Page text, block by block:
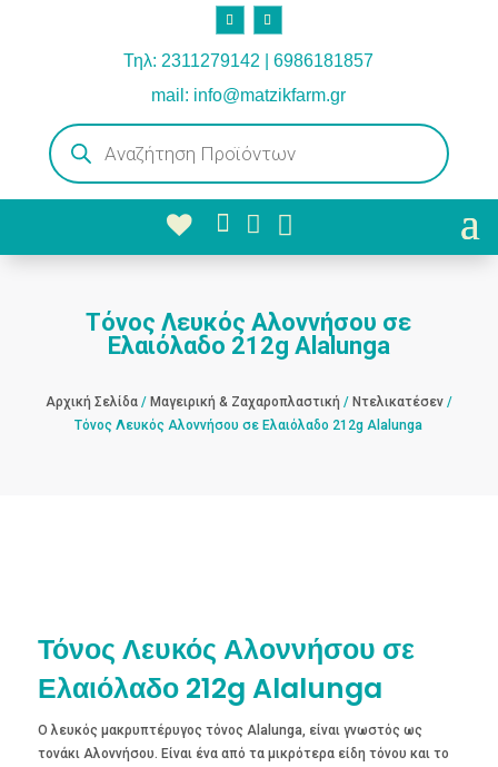
Τηλ: 2311279142 | 6986181857
mail: info@matzikfarm.gr
Products
search
  
Τόνος Λευκός Αλοννήσου σε
Ελαιόλαδο 212g Alalunga
Αρχική Σελίδα/ Μαγειρική & Ζαχαροπλαστική / Ντελικατέσεν/
Τόνος Λευκός Αλοννήσου σε Ελαιόλαδο 212g Alalunga
Τόνος Λευκός Αλοννήσου σε
Ελαιόλαδο 212g Alalunga
Ο λευκός μακρυπτέρυγος τόνος Alalunga, είναι γνωστός ως
τονάκι Αλοννήσου. Είναι ένα από τα μικρότερα είδη τόνου και το